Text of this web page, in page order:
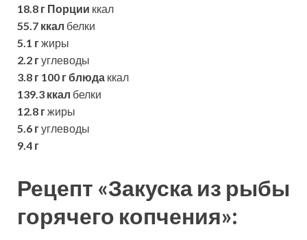
18.8 г Порции ккал
55.7 ккал белки
5.1 гжиры
2.2 гуглеводы
3.8 г 100 г блюда ккал
139.3 ккал белки
12.8 гжиры
5.6 гуглеводы
9.4 г
Рецепт «Закуска из рыбы
горячего копчения»: